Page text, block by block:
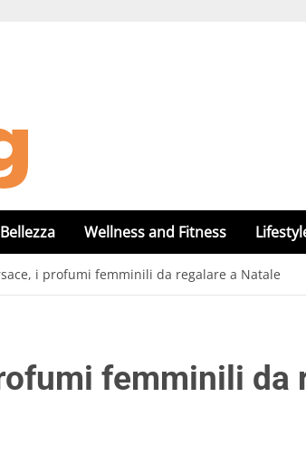
Bellezza Wellness and Fitness
i profumi femminili da regalare a Natale
femminili da